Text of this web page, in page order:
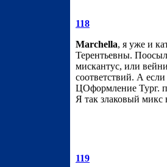
118
Marchella, я уже и
Терентьевны.
мискантус, или
соответствий. А
ЦОформление Тург.
Я так злаковый микс
119